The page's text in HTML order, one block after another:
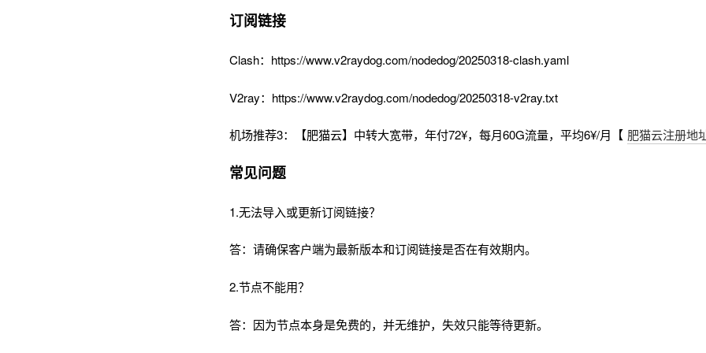
订阅链接
Clash：https://www.v2raydog.com/nodedog/20250318-clash.yaml
V2ray：https://www.v2raydog.com/nodedog/20250318-v2ray.txt
机场推荐3：【肥猫云】中转大宽带，年付72¥，每月60G流量，平均6¥/月【 肥猫云注册地
常见问题
1.无法导入或更新订阅链接？
答：请确保客户端为最新版本和订阅链接是否在有效期内。
2.节点不能用？
答：因为节点本身是免费的，并无维护，失效只能等待更新。